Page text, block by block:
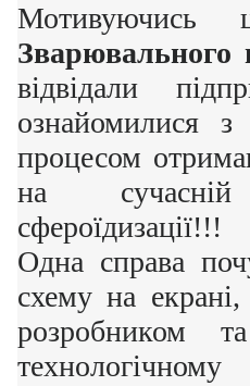
Мотивуючись
відвідали
ознайомилися
процесом
на сучасній
сфероїдизації!!!
Одна справа
схему на
розробником